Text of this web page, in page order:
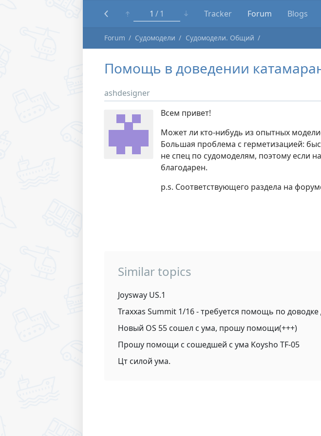
1 1 Tracker Forum Blogs
Forum Судомодели Судомодели. Общий
Помощь в доведении
ashdesigner
Всем привет!
Может ли кто-нибудь из опытных
Большая проблема с герметизацией:
не спец по судомоделям, поэтому если
благодарен.
p.s. Соответствующего раздела на
Similar topics
Joysway US.1
Traxxas Summit 1/16 - требуется помощь по
Новый OS 55 сошел с ума, прошу помощи(+++)
Прошу помощи с сошедшей с ума Koysho TF-05
Цт силой ума.